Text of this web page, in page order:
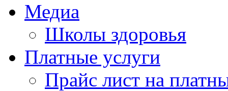
Медиа
Школы здоровья
Платные услуги
Прайс лист на